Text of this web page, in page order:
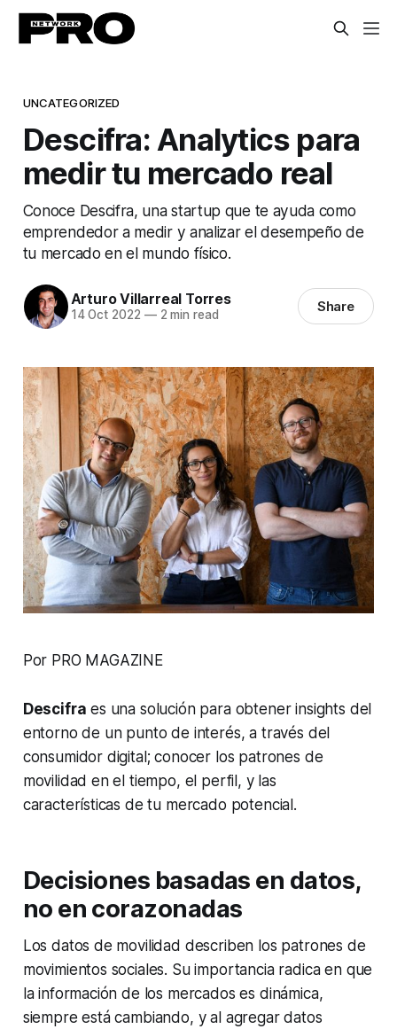
UNCATEGORIZED
Descifra: Analytics para
medir tu mercado real
Conoce Descifra, una startup que te ayuda como
emprendedor a medir y analizar el desempeño de
tu mercado en el mundo físico.
Arturo Villarreal Torres
14 Oct 2022 —2 min read Share
Por PRO MAGAZINE
Descifra es una solución para obtenerinsights del
entorno de un punto de interés, a través del
consumidor digital; conocer los patrones de
movilidad en el tiempo, el perfil, y las
características de tu mercado potencial.
Decisiones basadas en datos,
no en corazonadas
Los datos de movilidad describen los patrones de
movimientos sociales. Su importancia radica en que
la información de los mercados es dinámica,
siempre está cambiando, y al agregar datos